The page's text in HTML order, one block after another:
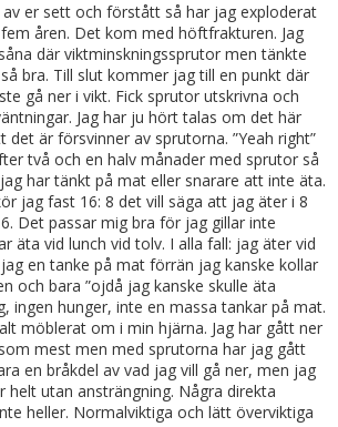
av er sett och förstått så har jag exploderat
åren. Det kom med höftfrakturen. Jag
där viktminskningssprutor men tänkte
bra. Till slut kommer jag till en punkt där
gå ner i vikt. Fick sprutor utskrivna och
Jag har ju hört talas om det här
är försvinner av sprutorna. ”Yeah right”
två och en halv månader med sprutor så
har tänkt på mat eller snarare att inte äta.
jag fast 16: 8 det vill säga att jag äter i 8
Det passar mig bra för jag gillar inte
äta vid lunch vid tolv. I alla fall: jag äter vid
en tanke på mat förrän jag kanske kollar
och bara ”ojdå jag kanske skulle äta
ingen hunger, inte en massa tankar på mat.
möblerat om i min hjärna. Jag har gått ner
mest men med sprutorna har jag gått
en bråkdel av vad jag vill gå ner, men jag
utan ansträngning. Några direkta
heller. Normalviktiga och lätt överviktiga